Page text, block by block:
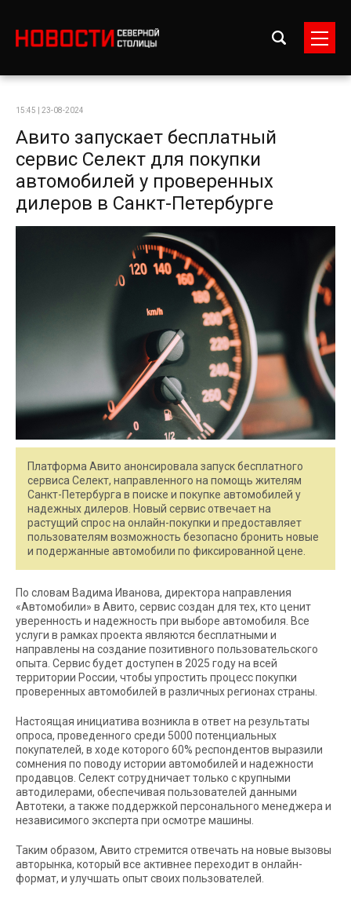
15:45 | 23-08-2024
Авито запускает бесплатный
сервис Селект для покупки
автомобилей у проверенных
дилеров в Санкт-Петербурге
Платформа Авито анонсировала запуск бесплатного
сервиса Селект, направленного на помощь жителям
Санкт-Петербурга в поиске и покупке автомобилей у
надежных дилеров. Новый сервис отвечает на
растущий спрос на онлайн-покупки и предоставляет
пользователям возможность безопасно бронить новые
и подержанные автомобили по фиксированной цене.
По словам Вадима Иванова, директора направления
«Автомобили» в Авито, сервис создан для тех, кто ценит
уверенность и надежность при выборе автомобиля. Все
услуги в рамках проекта являются бесплатными и
направлены на создание позитивного пользовательского
опыта. Сервис будет доступен в 2025 году на всей
территории России, чтобы упростить процесс покупки
проверенных автомобилей в различных регионах страны.
Настоящая инициатива возникла в ответ на результаты
опроса, проведенного среди 5000 потенциальных
покупателей, в ходе которого 60% респондентов выразили
сомнения по поводу истории автомобилей и надежности
продавцов. Селект сотрудничает только с крупными
автодилерами, обеспечивая пользователей данными
Автотеки, а также поддержкой персонального менеджера и
независимого эксперта при осмотре машины.
Таким образом, Авито стремится отвечать на новые вызовы
авторынка, который все активнее переходит в онлайн-
формат, и улучшать опыт своих пользователей.